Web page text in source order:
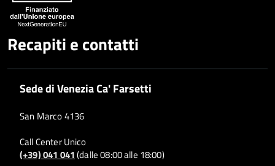
Recapiti e contatti
Sede di Venezia Ca' Farsetti
San Marco 4136
Call Center Unico
(+39) 041 041(dalle 08:00 alle 18:00)